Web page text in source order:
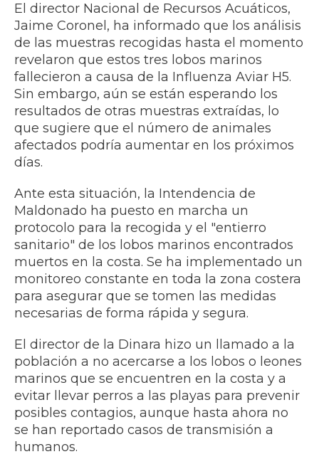
El director Nacional de Recursos Acuáticos,
Jaime Coronel, ha informado que los análisis
de las muestras recogidas hasta el momento
revelaron que estos tres lobos marinos
fallecieron a causa de la Influenza Aviar H5.
Sin embargo, aún se están esperando los
resultados de otras muestras extraídas, lo
que sugiere que el número de animales
afectados podría aumentar en los próximos
días.
Ante esta situación, la Intendencia de
Maldonado ha puesto en marcha un
protocolo para la recogida y el "entierro
sanitario" de los lobos marinos encontrados
muertos en la costa. Se ha implementado un
monitoreo constante en toda la zona costera
para asegurar que se tomen las medidas
necesarias de forma rápida y segura.
El director de la Dinara hizo un llamado a la
población a no acercarse a los lobos o leones
marinos que se encuentren en la costa y a
evitar llevar perros a las playas para prevenir
posibles contagios, aunque hasta ahora no
se han reportado casos de transmisión a
humanos.